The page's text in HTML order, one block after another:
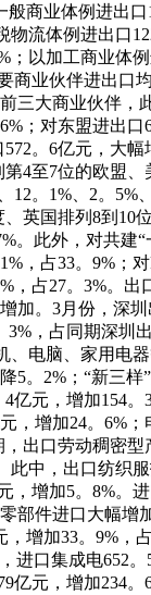
商业体例进出口
物流体例进出口
；以加工商业体
商业伙伴进出口
三大商业伙伴，
；对东盟进出口
。6亿元，大幅
第4至7位的欧盟
12。1%、2。5%
、英国排列8到10
。此外，对共建
，占33。9%；
，占27。3%。出
加。3月份，深
3%，占同期深圳
、电脑、家用电
5。2%；“新三样
亿元，增加154。
，增加24。6%
出口劳动稠密型
此中，出口纺织服
，增加5。8%。
部件进口大幅增
，增加33。9%，
进口集成电652。
亿元，增加234。